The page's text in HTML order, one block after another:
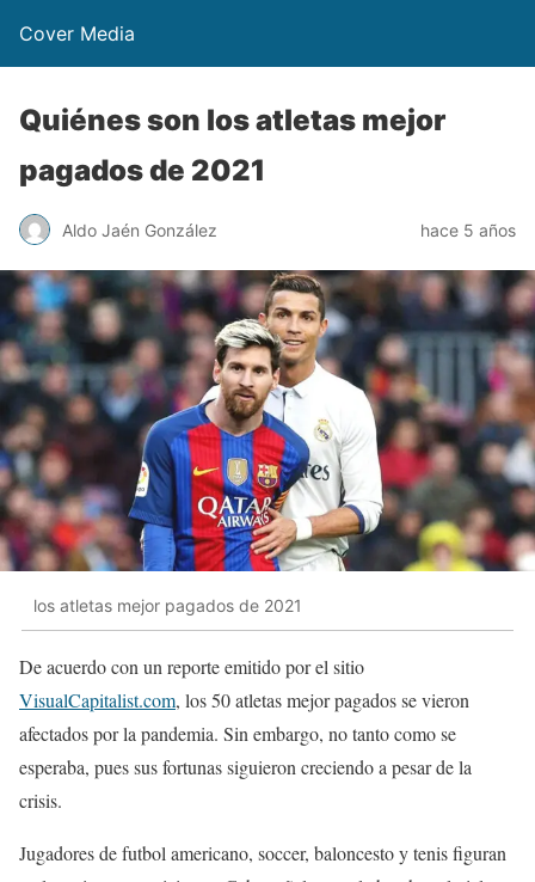
Cover Media
Quiénes son los atletas mejor
pagados de 2021
Aldo Jaén González hace 5 años
los atletas mejor pagados de 2021
De acuerdo con un reporte emitido por el sitio
VisualCapitalist.com, los 50 atletas mejor pagados se vieron
afectados por la pandemia. Sin embargo, no tanto como se
esperaba, pues sus fortunas siguieron creciendo a pesar de la
crisis.
Jugadores de futbol americano, soccer, baloncesto y tenis figuran